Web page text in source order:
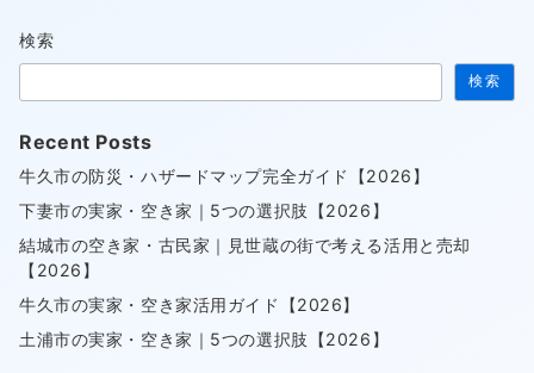
検索
検索
Recent Posts
牛久市の防災・ハザードマップ完全ガイド【2026】
下妻市の実家・空き家｜5つの選択肢【2026】
結城市の空き家・古民家｜見世蔵の街で考える活用と売却
【2026】
牛久市の実家・空き家活用ガイド【2026】
土浦市の実家・空き家｜5つの選択肢【2026】